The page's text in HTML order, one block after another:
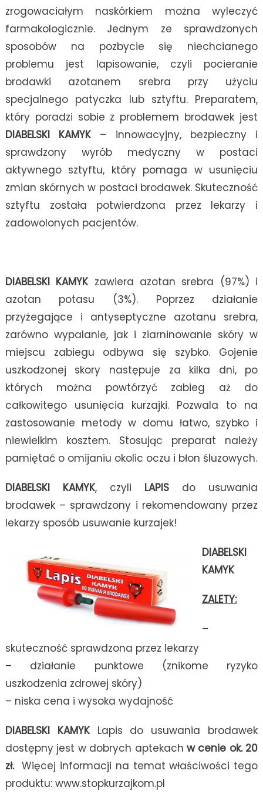
zrogowaciałym naskórkiem można wyleczyć
farmakologicznie. Jednym ze sprawdzonych
sposobów na pozbycie się niechcianego
problemu jest lapisowanie, czyli pocieranie
brodawki azotanem srebra przy użyciu
specjalnego patyczka lub sztyftu. Preparatem,
który poradzi sobie z problemem brodawek jest
DIABELSKI KAMYK– innowacyjny, bezpieczny i
sprawdzony wyrób medyczny w postaci
aktywnego sztyftu, który pomaga w usunięciu
zmian skórnych w postaci brodawek. Skuteczność
sztyftu została potwierdzona przez lekarzy i
zadowolonych pacjentów.
DIABELSKI KAMYKzawiera azotan srebra (97%) i
azotan potasu (3%). Poprzez działanie
przyżegające i antyseptyczne azotanu srebra,
zarówno wypalanie, jak i ziarninowanie skóry w
miejscu zabiegu odbywa się szybko. Gojenie
uszkodzonej skory następuje za kilka dni, po
których można powtórzyć zabieg aż do
całkowitego usunięcia kurzajki. Pozwala to na
zastosowanie metody w domu łatwo, szybko i
niewielkim kosztem. Stosując preparat należy
pamiętać o omijaniu okolic oczu i błon śluzowych.
DIABELSKI KAMYK, czyli LAPIS do usuwania
brodawek – sprawdzony i rekomendowany przez
lekarzy sposób usuwanie kurzajek!
DIABELSKI
KAMYK
ZALETY:
–
skuteczność sprawdzona przez lekarzy
– działanie punktowe (znikome ryzyko
uszkodzenia zdrowej skóry)
– niska cena i wysoka wydajność
DIABELSKI KAMYK Lapis do usuwania brodawek
dostępny jest w dobrych aptekach w cenie ok. 20
zł.Więcej informacji na temat właściwości tego
produktu: www.stopkurzajkom.pl